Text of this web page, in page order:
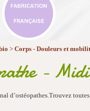
> Corps - Douleurs et
-
d’ostéopathes.Trouvez